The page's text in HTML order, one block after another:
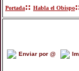
Portada:: Habla el Obispo
Enviar por @